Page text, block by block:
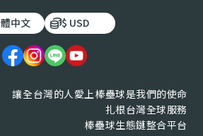
中文 $ USD
讓全台灣的人愛上棒壘球是我們的使命
扎根台灣全球服務
棒壘球生態鏈整合平台